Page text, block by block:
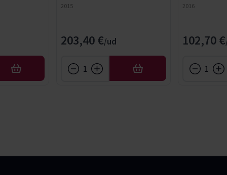
AÑADIR
2015
203,40 €
AÑADIR
2016
102,70 €